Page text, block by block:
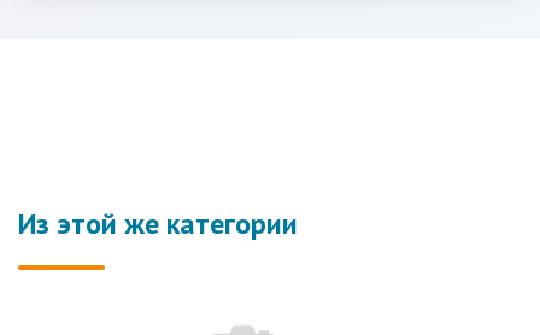
Из этой же категории